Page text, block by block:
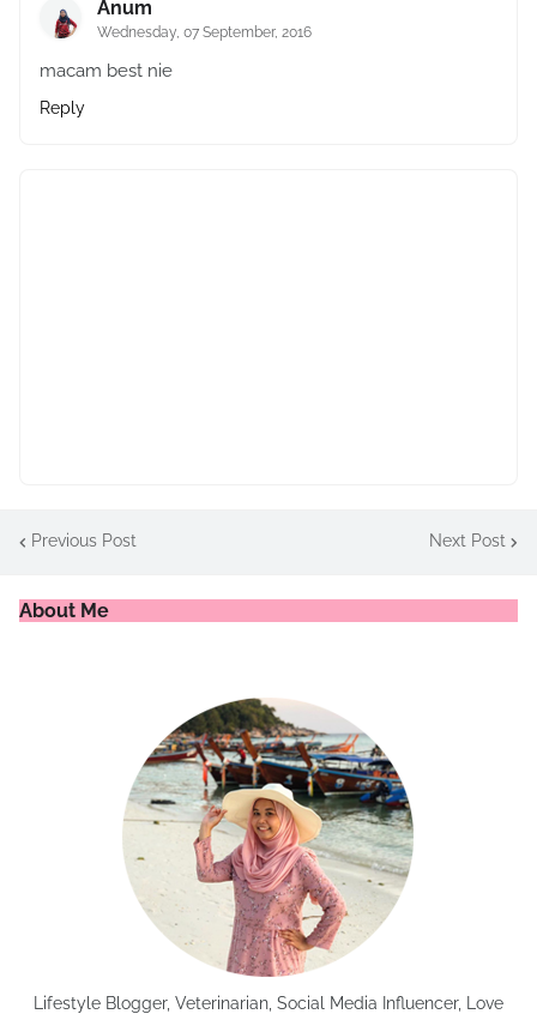
Anum
Wednesday, 07 September, 2016
macam best nie
Reply
Previous Post Next Post
About Me
Lifestyle Blogger, Veterinarian, Social Media Influencer, Love